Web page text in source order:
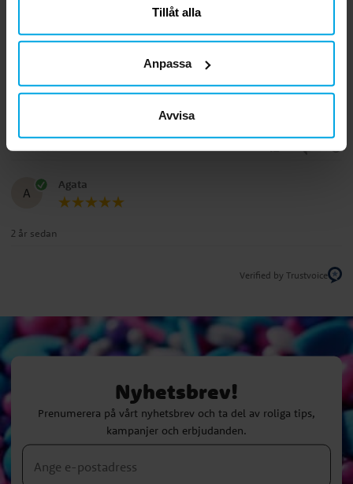
Tillåt alla
Anpassa
Avvisa
Gunhild
Vackra röda godispåsar. Mycket nöjd.Möjligt för ytterligare köp om
det finns i lager
3 år sedan
A
Agata
2 år sedan
Verified by Trustvoice
Nyhetsbrev!
Prenumerera på vårt nyhetsbrev och ta del av roliga tips,
kampanjer och erbjudanden.